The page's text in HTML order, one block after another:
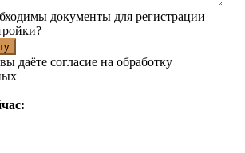
документы для регистрации
даёте согласие на обработку